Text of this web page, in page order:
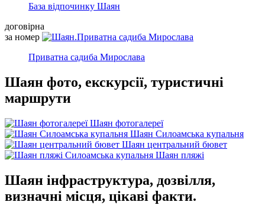
База відпочинку Шаян
договірна
за номер
Приватна садиба Мирослава
Шаян фото, екскурсії, туристичні
маршрути
Шаян фотогалереї
Шаян Силоамська купальня
Шаян центральний бювет
Шаян пляжі
Шаян інфраструктура, дозвілля,
визначні місця, цікаві факти.